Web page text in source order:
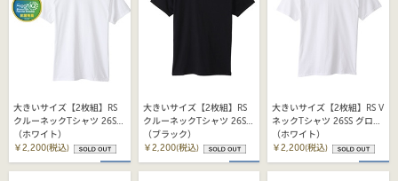
大きいサイズ【2枚組】RS
クルーネックTシャツ 26SS
グローバルバリューライン
ヘインズ(HM1EY702)
（ホワイト）
￥2,200(税込)
大きいサイズ【2枚組】RS
クルーネックTシャツ 26SS
グローバルバリューライン
ヘインズ(HM1EY702)
（ブラック）
￥2,200(税込)
大きいサイズ【2枚組】RS V
ネックTシャツ 26SS グロー
バルバリューライン ヘイン
ズ (HM1EY704)
（ホワイト）
￥2,200(税込)